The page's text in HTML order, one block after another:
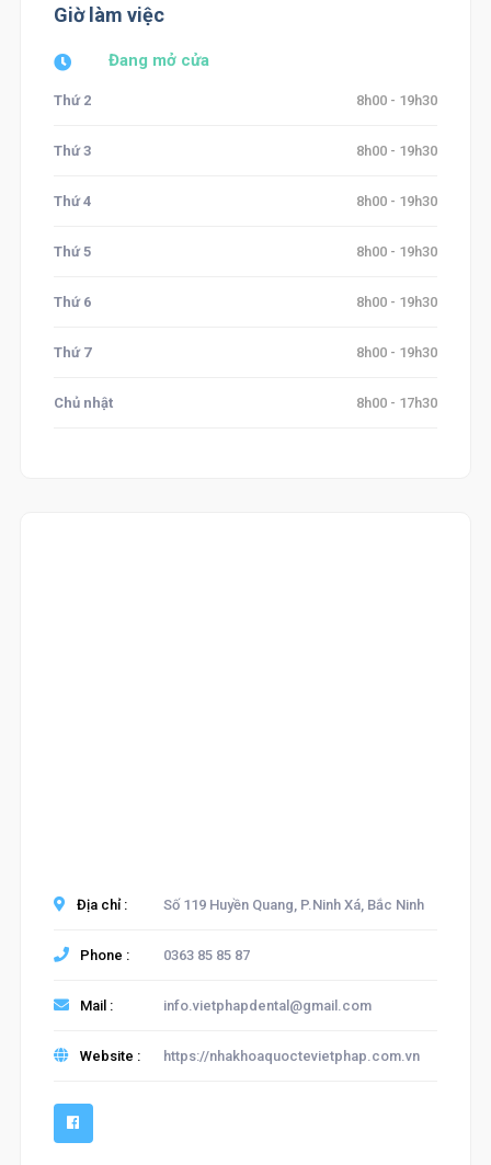
Giờ làm việc
Đang mở cửa
Thứ 2 8h00 - 19h30
Thứ 3 8h00 - 19h30
Thứ 4 8h00 - 19h30
Thứ 5 8h00 - 19h30
Thứ 6 8h00 - 19h30
Thứ 7 8h00 - 19h30
Chủ nhật 8h00 - 17h30
Địa chỉ : Số 119 Huyền Quang, P.Ninh Xá, Bắc Ninh
Phone : 0363 85 85 87
Mail : info.vietphapdental@gmail.com
Website : https://nhakhoaquoctevietphap.com.vn